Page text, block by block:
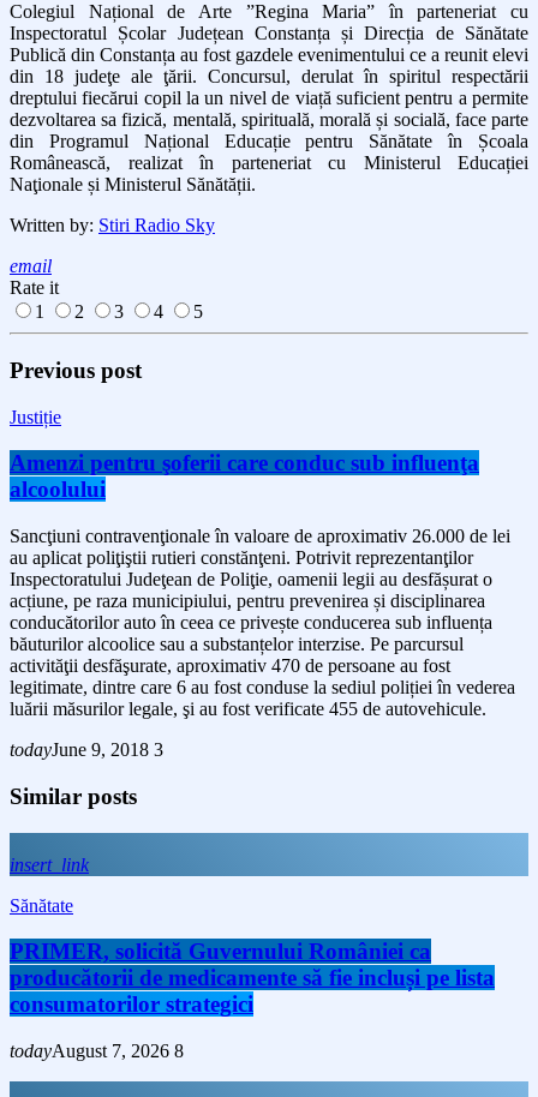
Colegiul Național de Arte ”Regina Maria” în parteneriat cu
Inspectoratul Școlar Județean Constanța și Direcția de Sănătate
Publică din Constanța au fost gazdele evenimentului ce a reunit elevi
din 18 judeţe ale ţării. Concursul, derulat în spiritul respectării
dreptului fiecărui copil la un nivel de viață suficient pentru a permite
dezvoltarea sa fizică, mentală, spirituală, morală și socială, face parte
din Programul Național Educație pentru Sănătate în Școala
Românească, realizat în parteneriat cu Ministerul Educației
Naţionale și Ministerul Sănătății.
Written by: Stiri Radio Sky
email
Rate it
1
2 3 4 5
Previous post
Justiție
Amenzi pentru şoferii care conduc sub influenţa
alcoolului
Sancţiuni contravenţionale în valoare de aproximativ 26.000 de lei
au aplicat poliţiştii rutieri constănţeni. Potrivit reprezentanţilor
Inspectoratului Judeţean de Poliţie, oamenii legii au desfășurat o
acțiune, pe raza municipiului, pentru prevenirea și disciplinarea
conducătorilor auto în ceea ce privește conducerea sub influența
băuturilor alcoolice sau a substanțelor interzise. Pe parcursul
activităţii desfăşurate, aproximativ 470 de persoane au fost
legitimate, dintre care 6 au fost conduse la sediul poliției în vederea
luării măsurilor legale, şi au fost verificate 455 de autovehicule.
todayJune 9, 2018 3
Similar posts
insert_link
Sănătate
PRIMER, solicită Guvernului României ca
producătorii de medicamente să fie incluși pe lista
consumatorilor strategici
todayAugust 7, 2026 8